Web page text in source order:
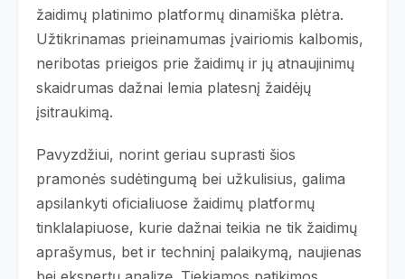
žaidimų platinimo platformų dinamiška plėtra.
Užtikrinamas prieinamumas įvairiomis kalbomis,
neribotas prieigos prie žaidimų ir jų atnaujinimų
skaidrumas dažnai lemia platesnį žaidėjų
įsitraukimą.
Pavyzdžiui, norint geriau suprasti šios
pramonės sudėtingumą bei užkulisius, galima
apsilankyti oficialiuose žaidimų platformų
tinklalapiuose, kurie dažnai teikia ne tik žaidimų
aprašymus, bet ir techninį palaikymą, naujienas